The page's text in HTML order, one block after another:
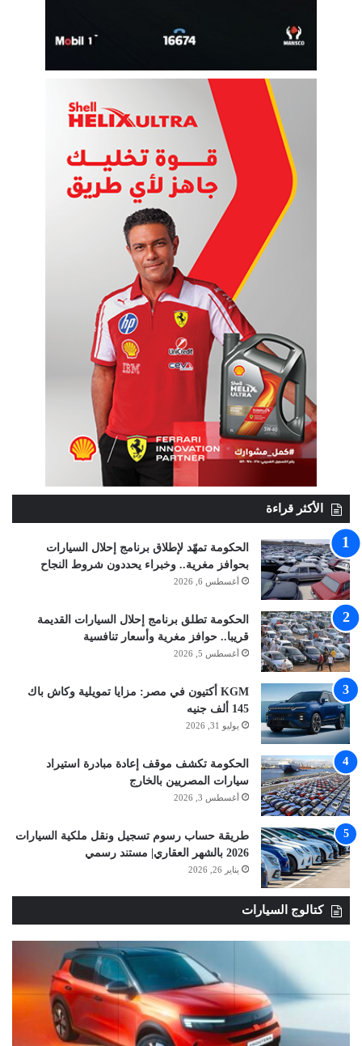
الأكثر قراءة
الحكومة تمهّد لإطلاق برنامج إحلال السيارات
بحوافز مغرية.. وخبراء يحددون شروط النجاح
أغسطس 6, 2026
الحكومة تطلق برنامج إحلال السيارات القديمة
قريبا.. حوافز مغرية وأسعار تنافسية
أغسطس 5, 2026
KGM أكتيون في مصر: مزايا تمويلية وكاش باك
145 ألف جنيه
يوليو 31, 2026
الحكومة تكشف موقف إعادة مبادرة استيراد
سيارات المصريين بالخارج
أغسطس 3, 2026
طريقة حساب رسوم تسجيل ونقل ملكية السيارات
2026 بالشهر العقاري| مستند رسمي
يناير 26, 2026
كتالوج السيارات